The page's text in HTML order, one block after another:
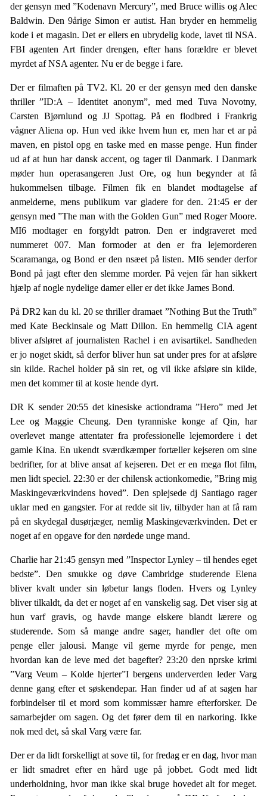
der gensyn med ”Kodenavn Mercury”, med Bruce willis og Alec
Baldwin. Den 9årige Simon er autist. Han bryder en hemmelig
kode i et magasin. Det er ellers en ubrydelig kode, lavet til NSA.
FBI agenten Art finder drengen, efter hans forældre er blevet
myrdet af NSA agenter. Nu er de begge i fare.
Der er filmaften på TV2. Kl. 20 er der gensyn med den danske
thriller ”ID:A – Identitet anonym”, med med Tuva Novotny,
Carsten Bjørnlund og JJ Spottag. På en flodbred i Frankrig
vågner Aliena op. Hun ved ikke hvem hun er, men har et ar på
maven, en pistol opg en taske med en masse penge. Hun finder
ud af at hun har dansk accent, og tager til Danmark. I Danmark
møder hun operasangeren Just Ore, og hun begynder at få
hukommelsen tilbage. Filmen fik en blandet modtagelse af
anmelderne, mens publikum var gladere for den. 21:45 er der
gensyn med ”The man with the Golden Gun” med Roger Moore.
MI6 modtager en forgyldt patron. Den er indgraveret med
nummeret 007. Man formoder at den er fra lejemorderen
Scaramanga, og Bond er den nsæet på listen. MI6 sender derfor
Bond på jagt efter den slemme morder. På vejen får han sikkert
hjælp af nogle nydelige damer eller er det ikke James Bond.
På DR2 kan du kl. 20 se thriller dramaet ”Nothing But the Truth”
med Kate Beckinsale og Matt Dillon. En hemmelig CIA agent
bliver afsløret af journalisten Rachel i en avisartikel. Sandheden
er jo noget skidt, så derfor bliver hun sat under pres for at afsløre
sin kilde. Rachel holder på sin ret, og vil ikke afsløre sin kilde,
men det kommer til at koste hende dyrt.
DR K sender 20:55 det kinesiske actiondrama ”Hero” med Jet
Lee og Maggie Cheung. Den tyranniske konge af Qin, har
overlevet mange attentater fra professionelle lejemordere i det
gamle Kina. En ukendt sværdkæmper fortæller kejseren om sine
bedrifter, for at blive ansat af kejseren. Det er en mega flot film,
men lidt speciel. 22:30 er der chilensk actionkomedie, ”Bring mig
Maskingeværkvindens hoved”. Den splejsede dj Santiago rager
uklar med en gangster. For at redde sit liv, tilbyder han at få ram
på en skydegal dusørjæger, nemlig Maskingeværkvinden. Det er
noget af en opgave for den nørdede unge mand.
Charlie har 21:45 gensyn med ”Inspector Lynley – til hendes eget
bedste”. Den smukke og døve Cambridge studerende Elena
bliver kvalt under sin løbetur langs floden. Hvers og Lynley
bliver tilkaldt, da det er noget af en vanskelig sag. Det viser sig at
hun varf gravis, og havde mange elskere blandt lærere og
studerende. Som så mange andre sager, handler det ofte om
penge eller jalousi. Mange vil gerne myrde for penge, men
hvordan kan de leve med det bagefter? 23:20 den nprske krimi
”Varg Veum – Kolde hjerter”I bergens underverden leder Varg
denne gang efter et søskendepar. Han finder ud af at sagen har
forbindelser til et mord som kommissær hamre efterforsker. De
samarbejder om sagen. Og det fører dem til en narkoring. Ikke
nok med det, så skal Varg være far.
Der er da lidt forskelligt at sove til, for fredag er en dag, hvor man
er lidt smadret efter en hård uge på jobbet. Godt med lidt
underholdning, hvor man ikke skal bruge hovedet alt for meget.